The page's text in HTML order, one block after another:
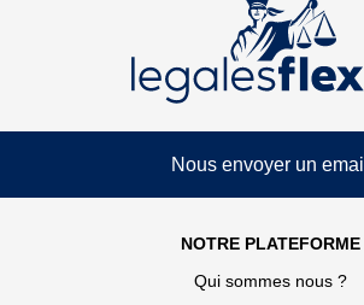
Nous envoyer un email
NOTRE PLATEFORME
Qui sommes nous ?